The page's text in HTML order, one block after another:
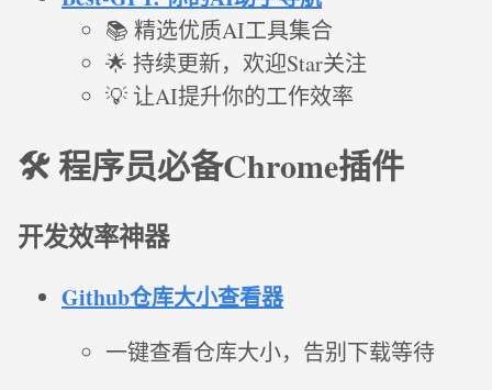
📚 精选优质AI工具集合
🌟 持续更新，欢迎Star关注
💡 让AI提升你的工作效率
🛠️ 程序员必备Chrome插件
开发效率神器
Github仓库大小查看器
一键查看仓库大小，告别下载等待